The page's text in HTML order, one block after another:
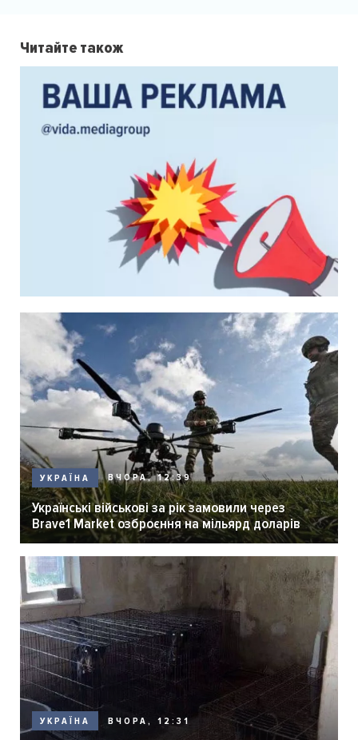
Читайте також
УКРАЇНА ВЧОРА, 12:39
Українські військові за рік замовили через
Brave1 Market озброєння на мільярд доларів
УКРАЇНА ВЧОРА, 12:31